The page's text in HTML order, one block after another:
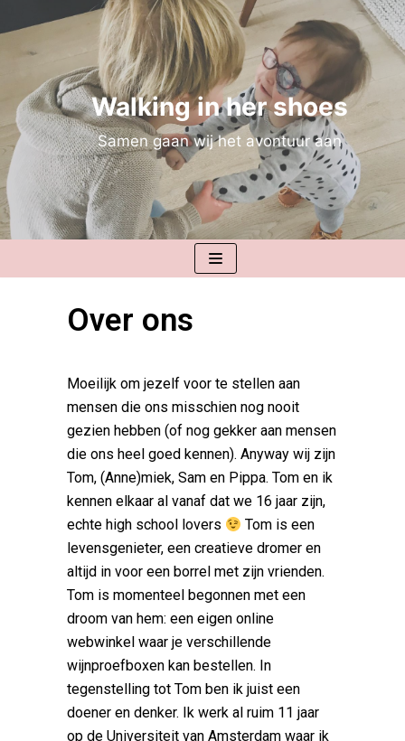
Meteen
inhoud
Walking in her shoes
Samen gaan wij het avontuur aan
Over ons
Moeilijk om jezelf voor te stellen aan
mensen die ons misschien nog nooit
gezien hebben (of nog gekker aan mensen
die ons heel goed kennen). Anyway wij zijn
Tom, (Anne)miek, Sam en Pippa. Tom en ik
kennen elkaar al vanaf dat we 16 jaar zijn,
echte high school lovers
Tom is een
levensgenieter, een creatieve dromer en
altijd in voor een borrel met zijn vrienden.
Tom is momenteel begonnen met een
droom van hem: een eigen online
webwinkel waar je verschillende
wijnproefboxen kan bestellen. In
tegenstelling tot Tom ben ik juist een
doener en denker. Ik werk al ruim 11 jaar
op de Universiteit van Amsterdam waar ik